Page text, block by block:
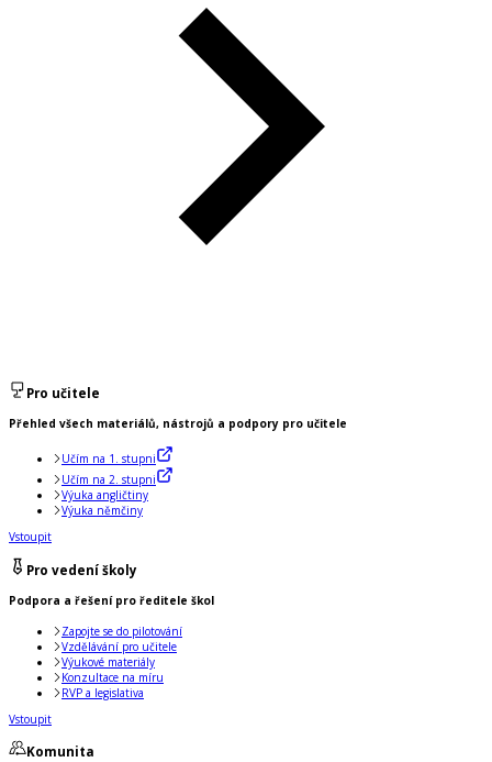
Pro učitele
Přehled všech materiálů, nástrojů a podpory pro učitele
Učím na 1. stupni
Učím na 2. stupni
Výuka angličtiny
Výuka němčiny
Vstoupit
Pro vedení školy
Podpora a řešení pro ředitele škol
Zapojte se do pilotování
Vzdělávání pro učitele
Výukové materiály
Konzultace na míru
RVP a legislativa
Vstoupit
Komunita